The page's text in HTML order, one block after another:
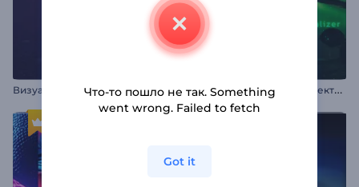
В
изуализатор музыки в стиле ретрофутуризм В
изуализатор музыки: Электро дабстеп
Что-то пошло не так. Something
went wrong. Failed to fetch
Got it